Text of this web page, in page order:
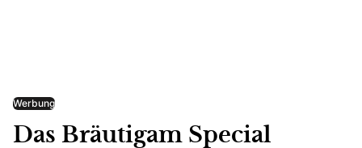
Werbung
Das Bräutigam Special